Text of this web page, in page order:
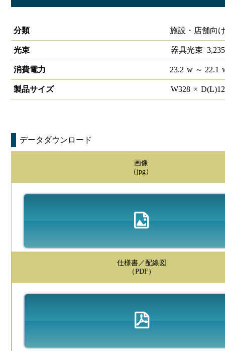
分類
施設・店舗向
光束 器具光束 3,235
消費電力 23.2 w～ 22.1
製品サイズ W328 × D(L)
データダウンロード
画像
（jpg）
仕様書／配線図
（PDF）